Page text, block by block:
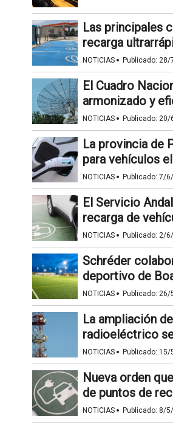
Las principales
recarga
NOTICIAS · Publicado: 28/
El Cuadro
armonizado y
NOTICIAS · Publicado: 20/
La provincia de
para vehículos
NOTICIAS · Publicado: 7/
El Servicio
recarga de
NOTICIAS · Publicado: 2/
Schréder
deportivo de
NOTICIAS · Publicado: 26/
La ampliación
radioeléctrico
NOTICIAS · Publicado: 15/
Nueva orden
de puntos de
NOTICIAS · Publicado: 8/